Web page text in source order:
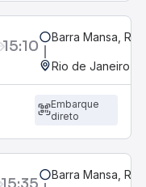
15:10 Barra Mansa, RJ
Rio de Janeiro,
Embarque
direto
15:35 Barra Mansa, RJ